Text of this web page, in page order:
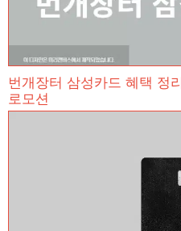
번개장터 삼성카드 혜택 정
로모션